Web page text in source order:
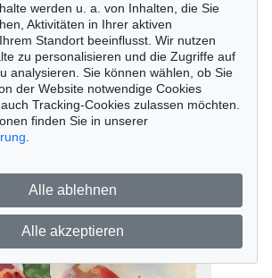
384 - Lot 1022
Fußmann
1998
€ 1.750
werden u. a. von Inhalten, die Sie
Aktivitäten in Ihrer aktiven
Standort beeinflusst. Wir nutzen
zu personalisieren und die Zugriffe auf
analysieren. Sie können wählen, ob Sie
der Website notwendige Cookies
Tracking-Cookies zulassen möchten.
finden Sie in unserer
Alle ablehnen
Alle akzeptieren